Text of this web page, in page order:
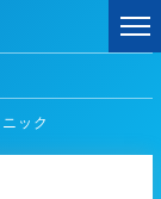
ック